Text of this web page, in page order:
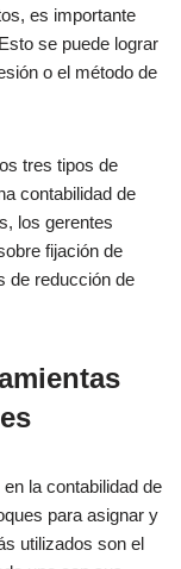
es importante
se puede lograr
o el método de
tres tipos de
contabilidad de
los gerentes
fijación de
de reducción de
la contabilidad de
para asignar y
utilizados son el